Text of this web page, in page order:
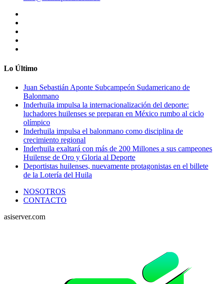
Lo Último
Juan Sebastián Aponte Subcampeón Sudamericano de
Balonmano
Inderhuila impulsa la internacionalización del deporte:
luchadores huilenses se preparan en México rumbo al ciclo
olímpico
Inderhuila impulsa el balonmano como disciplina de
crecimiento regional
Inderhuila exaltará con más de 200 Millones a sus campeones
Huilense de Oro y Gloria al Deporte
Deportistas huilenses, nuevamente protagonistas en el billete
de la Lotería del Huila
NOSOTROS
CONTACTO
asiserver.com